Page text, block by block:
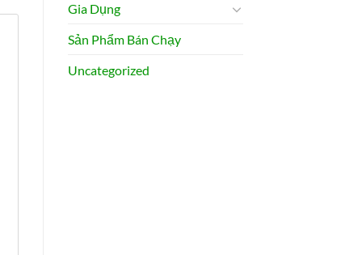
Gia Dụng
Sản Phẩm Bán Chạy
Uncategorized